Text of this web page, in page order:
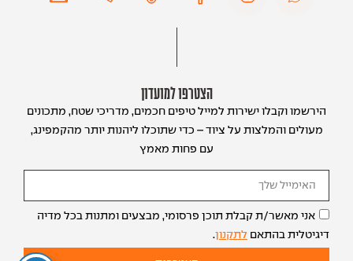
הצטרפו למועדון
הירשמו וקבלו ישירות למייל טיפים חכמים, מדריכי שטח, מתכונים
מעולים והמלצות על ציוד – כדי שתוכלו ליהנות יותר מהקמפינג,
עם פחות מאמץ
אני מאשר/ת קבלת תוכן פרסומי, מבצעים ומתנות בכל מדיה
דיגיטלית בהתאם לתקנון.